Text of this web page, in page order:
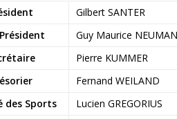
Gilbert SANTER
Guy Maurice NEUMAN
Pierre KUMMER
Fernand WEILAND
des Sports
Lucien GREGORIUS